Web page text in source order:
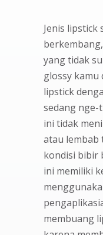
Jenis lipstick
yang tidak
glossy kamu
lipstick
sedang nge-
ini tidak
atau lembab
kondisi bibir
ini memiliki
membuang